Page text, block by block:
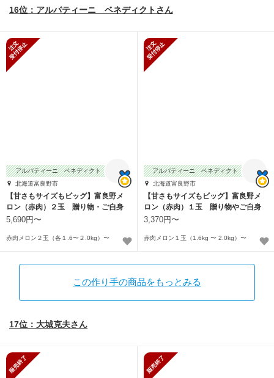
16位：アルバティーニ ベネディクトさん
アルバティーニ ベネディクト
北海道富良野市
【甘さもサイズもビッグ】富良野メ
ロン（赤肉）２玉 贈り物・ご自身
へのご褒美に！
5,690円〜
赤肉メロン２玉（各１.6〜２.0kg）〜
アルバティーニ ベネディクト
北海道富良野市
【甘さもサイズもビッグ】富良野メ
ロン（赤肉）１玉 贈り物やご自身
へのご褒美に！
3,370円〜
赤肉メロン１玉（1.6kg 〜 2.0kg）〜
この作り手の商品をもっとみる
17位：大城克夫さん